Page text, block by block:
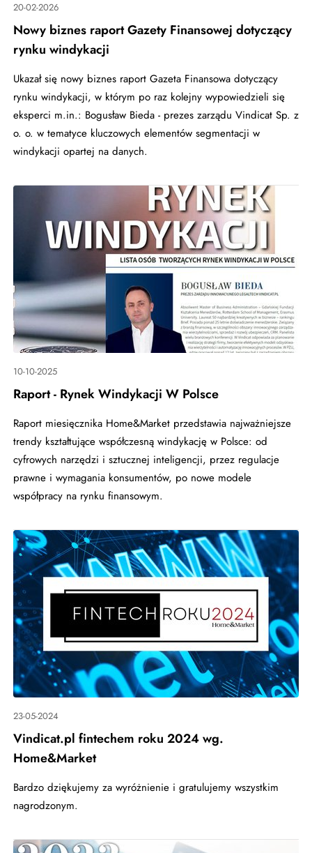
20-02-2026
Nowy biznes raport Gazety Finansowej dotyczący
rynku windykacji
Ukazał się nowy biznes raport Gazeta Finansowa dotyczący
rynku windykacji, w którym po raz kolejny wypowiedzieli się
eksperci m.in.: Bogusław Bieda - prezes zarządu Vindicat Sp. z
o. o. w tematyce kluczowych elementów segmentacji w
windykacji opartej na danych.
10-10-2025
Raport - Rynek Windykacji W Polsce
Raport miesięcznika Home&Market przedstawia najważniejsze
trendy kształtujące współczesną windykację w Polsce: od
cyfrowych narzędzi i sztucznej inteligencji, przez regulacje
prawne i wymagania konsumentów, po nowe modele
współpracy na rynku finansowym.
23-05-2024
Vindicat.pl fintechem roku 2024 wg.
Home&Market
Bardzo dziękujemy za wyróżnienie i gratulujemy wszystkim
nagrodzonym.